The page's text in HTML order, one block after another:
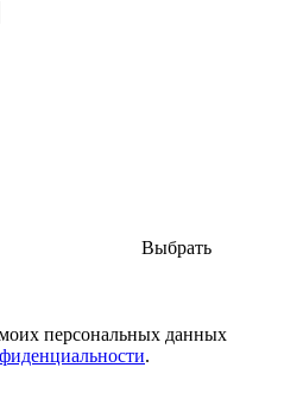
Выбрать
персональных данных
.